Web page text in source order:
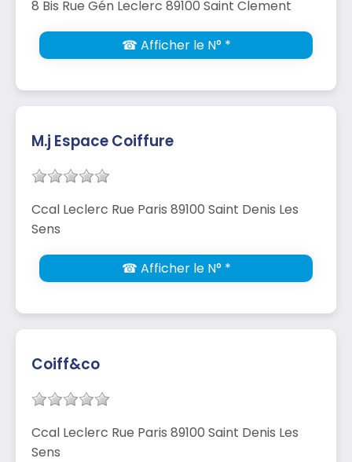
8 Bis Rue Gén Leclerc 89100 Saint Clement
☎ Afficher le N° *
M.j Espace Coiffure
Ccal Leclerc Rue Paris 89100 Saint Denis Les
Sens
☎ Afficher le N° *
Coiff&co
Ccal Leclerc Rue Paris 89100 Saint Denis Les
Sens